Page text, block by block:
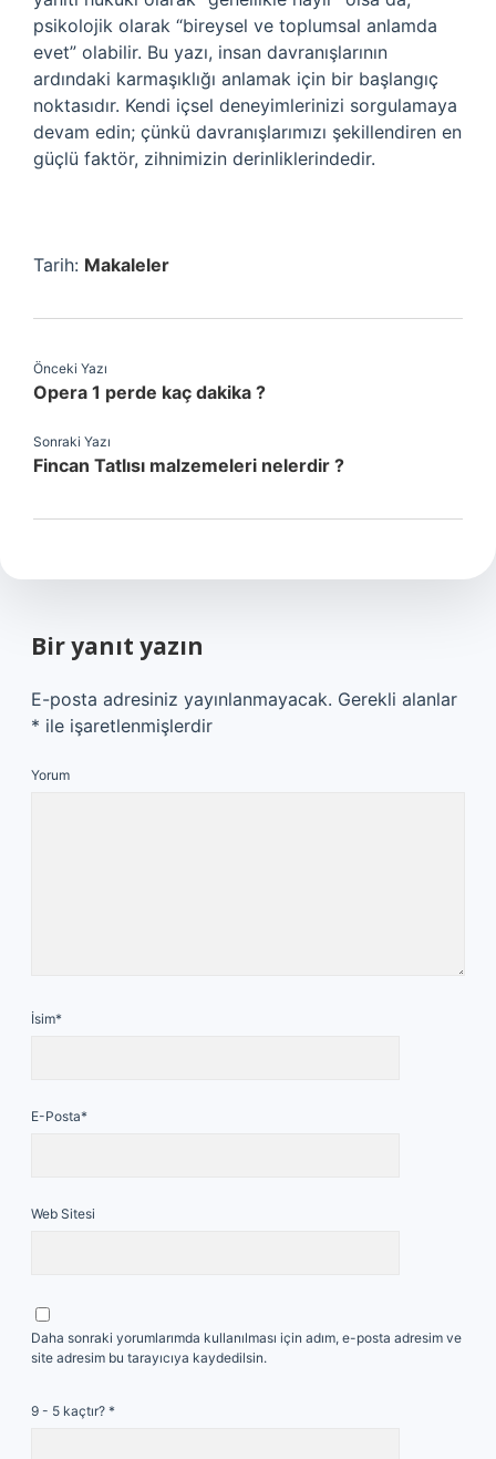
psikolojik olarak “bireysel ve toplumsal anlamda
evet” olabilir. Bu yazı, insan davranışlarının
ardındaki karmaşıklığı anlamak için bir başlangıç
noktasıdır. Kendi içsel deneyimlerinizi sorgulamaya
devam edin; çünkü davranışlarımızı şekillendiren en
güçlü faktör, zihnimizin derinliklerindedir.
Tarih: Makaleler
Önceki Yazı
Opera 1 perde kaç dakika ?
Sonraki Yazı
Fincan Tatlısı malzemeleri nelerdir ?
Bir yanıt yazın
E-posta adresiniz yayınlanmayacak. Gerekli alanlar
* ile işaretlenmişlerdir
Yorum
İsim*
E-Posta*
Web Sitesi
Daha sonraki yorumlarımda kullanılması için adım, e-posta adresim ve
site adresim bu tarayıcıya kaydedilsin.
9 - 5 kaçtır? *